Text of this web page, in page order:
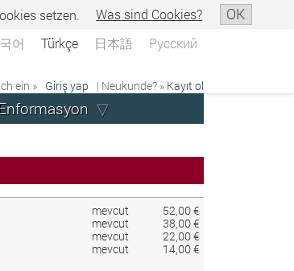
setzen. Was sind Cookies? OK
어 Türkçe 日本語 Русский
ein » Giriş yap | Neukunde? » Kayıt ol
mevcut
52,00 €
mevcut
38,00 €
mevcut
22,00 €
mevcut
14,00 €